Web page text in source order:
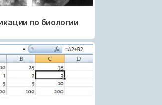
по биологии